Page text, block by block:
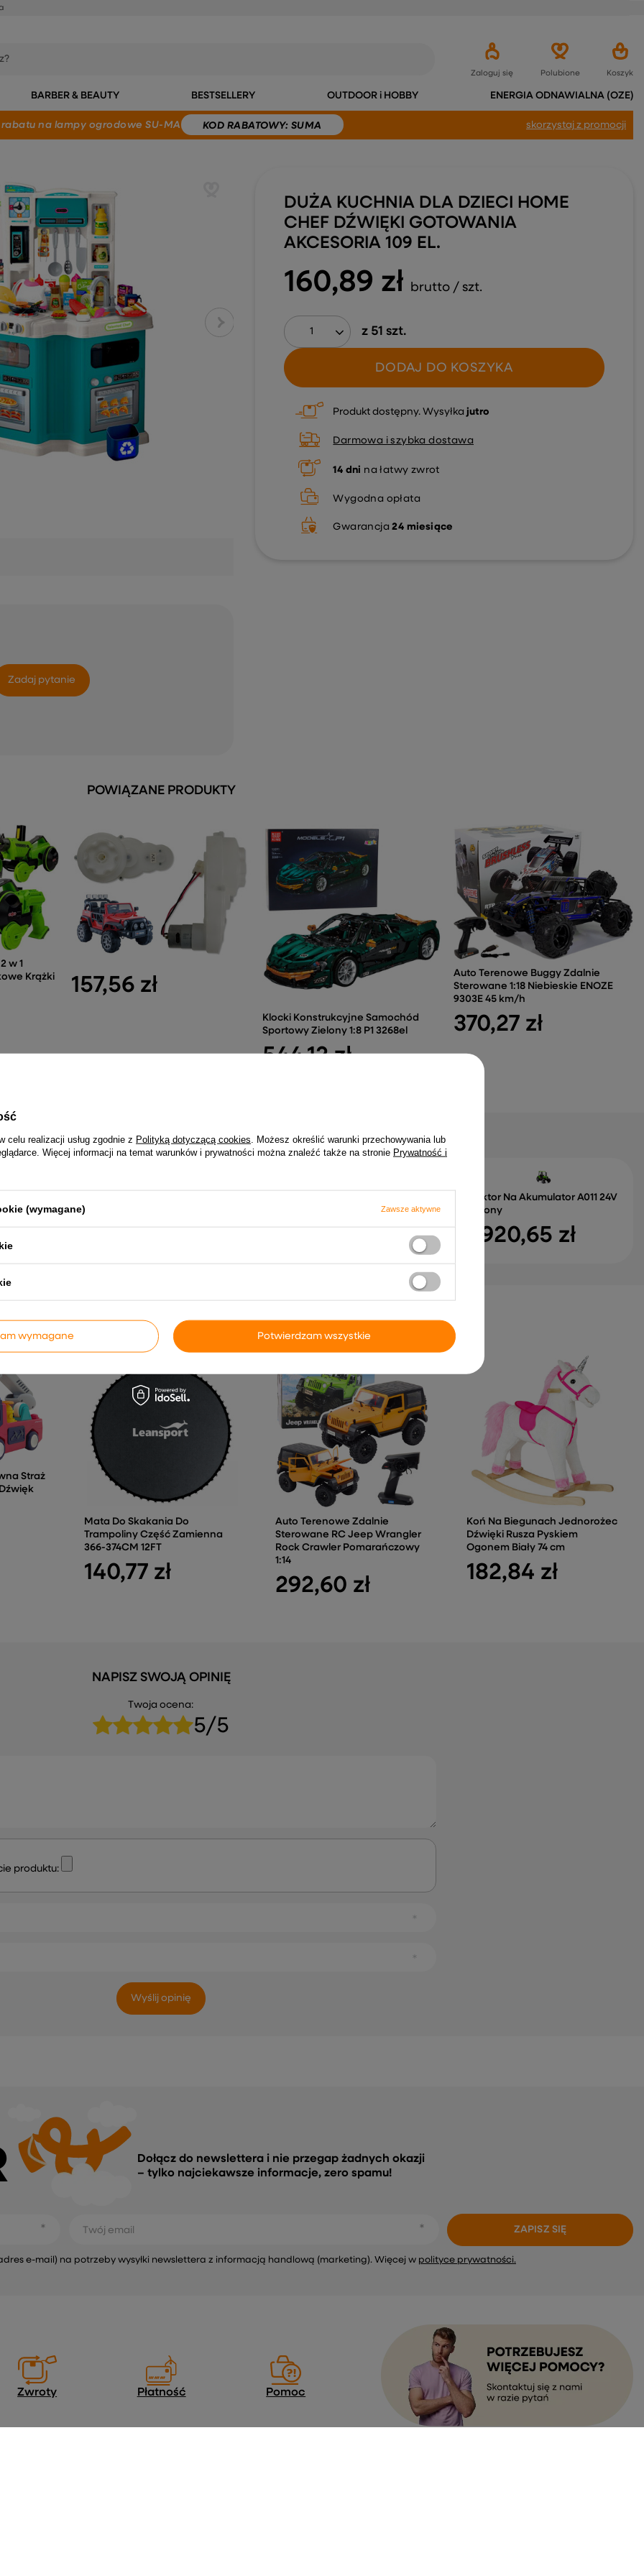
Zaloguj się Polubione Koszyk
BARBER & BEAUTY BESTSELLERY OUTDOOR i HOBBY ENERGIA ODNAWIALNA (OZE)
rabatu na lampy ogrodowe SU-MA KOD RABATOWY: SUMA skorzystaj z promocji
160,89 zł brutto / szt.
z 51szt.
DODAJ DO KOSZYKA
DUŻA KUCHNIA DLA DZIECI HOME
CHEF DŹWIĘKI GOTOWANIA
AKCESORIA 109 EL.
Produkt dostępny Wysyłka jutro
Darmowa i szybka dostawa
14 dni na łatwy zwrot
Wygodna opłata
Gwarancja 24 miesiące
Zadaj pytanie
POWIĄZANE PRODUKTY
w 1
Krążki
157,56 zł
Klocki Konstrukcyjne Samochód
Sportowy Zielony 1:8 P1 3268el
544,12 zł
Auto Terenowe Buggy Zdalnie
Sterowane 1:18 Niebieskie ENOZE
9303E 45 km/h
370,27 zł
NAJCZĘŚCIEJ KUPOWANE RAZEM
Lakier
Tundra Czerwona
Sterowana RC 1:18 Zielona
Traktor Na Akumulator A011 24V
Zielony
1 920,65 zł
INNE PRODUKTY PRODUCENTA
Straż
Mata Do Skakania Do
Trampoliny Część Zamienna
366-374CM 12FT
140,77 zł
Auto Terenowe Zdalnie
Sterowane RC Jeep Wrangler
Rock Crawler Pomarańczowy
1:14
292,60 zł
Koń Na Biegunach Jednorożec
Dźwięki Rusza Pyskiem
Ogonem Biały 74 cm
182,84 zł
NAPISZ SWOJĄ OPINIĘ
Twoja ocena:
5/5
produktu:
Wyślij opinię
Dołącz do newslettera i nie przegap żadnych okazji
– tylko najciekawsze informacje, zero spamu!
Twój email
e-mail) na potrzeby wysyłki newslettera z informacją handlową (marketing). Więcej w polityce prywatności.
ZAPISZ SIĘ
Zwroty Płatność Pomoc
celu realizacji usług zgodnie z Polityką dotyczącą cookies . Możesz określić warunki przechowywania lub
Więcej informacji na temat warunków i prywatności można znaleźć także na stronie Prywatność i
(wymagane) Zawsze aktywne
wymagane Potwierdzam wszystkie